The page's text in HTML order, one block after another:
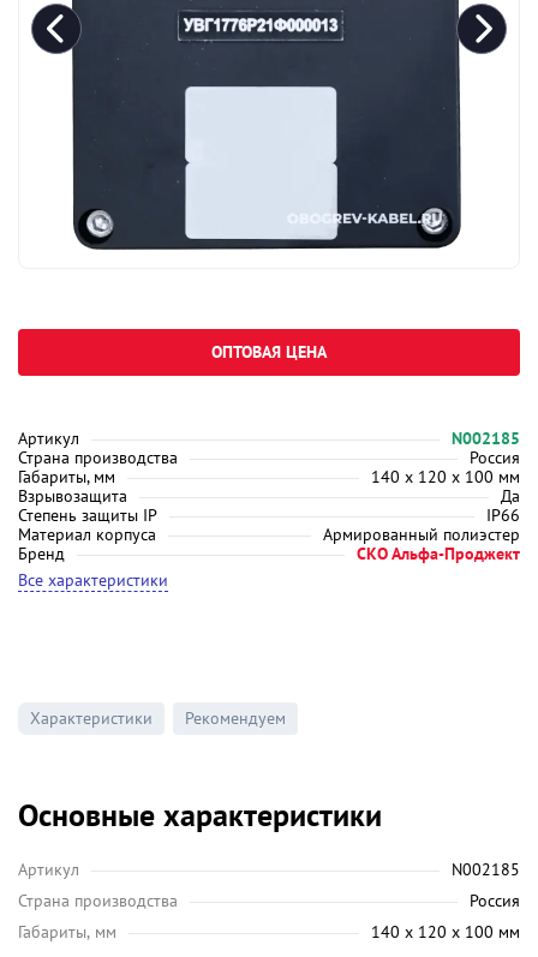
Артикул
N002185
Страна производства
Россия
Габариты, мм
140 х 120 х 100 мм
Взрывозащита
Да
Степень защиты IP
IP66
Материал корпуса
Армированный полиэстер
Бренд
СКО Альфа-Проджект
Все характеристики
ОПТОВАЯ ЦЕНА
Характеристики Рекомендуем
Основные характеристики
Артикул
N002185
Страна производства
Россия
Габариты, мм
140 х 120 х 100 мм